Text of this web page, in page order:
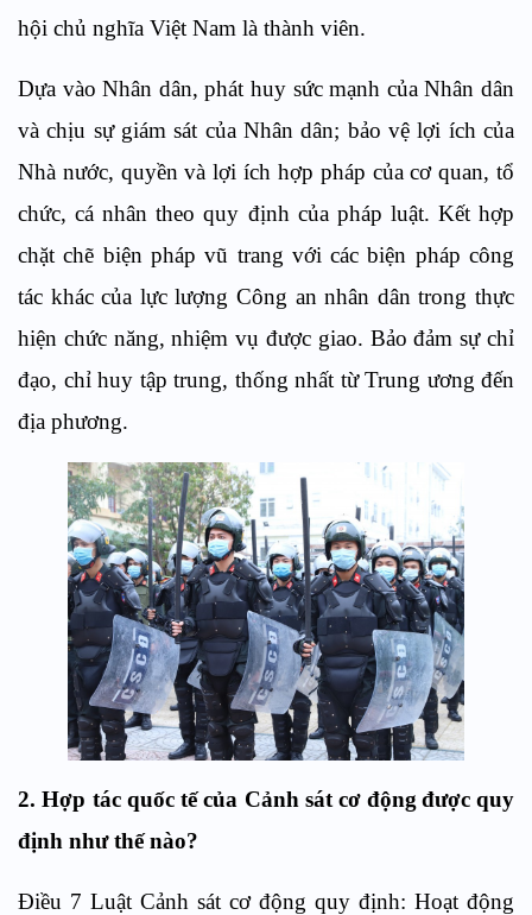
hội chủ nghĩa Việt Nam là thành viên.
Dựa vào Nhân dân, phát huy sức mạnh của Nhân dân
và chịu sự giám sát của Nhân dân; bảo vệ lợi ích của
Nhà nước, quyền và lợi ích hợp pháp củacơ quan,tổ
chức, cá nhân theo quy định của pháp luật. Kết hợp
chặt chẽ biện pháp vũ trang với các biện pháp công
tác khác của lực lượng Công an nhân dân trong thực
hiện chức năng, nhiệm vụ được giao. Bảo đảm sự chỉ
đạo, chỉ huy tập trung, thống nhất từTrung ương đến
địa phương.
2. Hợp tác quốc tế của Cảnh sát cơ động được quy
định như thế nào?
Điều 7 Luật Cảnh sát cơ động quy định: Hoạt động